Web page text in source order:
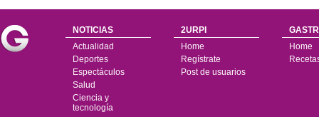
NOTICIAS
Actualidad
Deportes
Espectáculos
Salud
Ciencia y
tecnología
2URPI
Home
Regístrate
Post de usuarios
Home